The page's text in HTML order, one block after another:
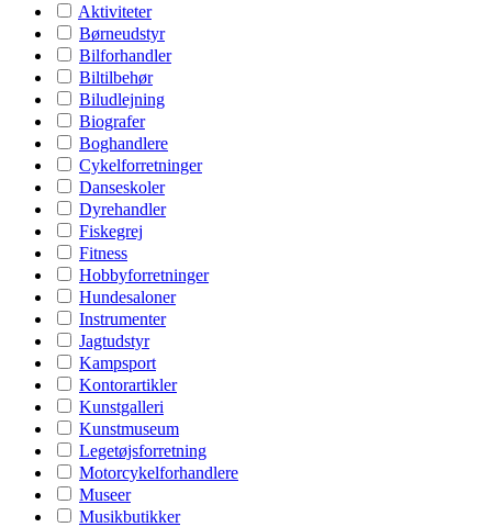
Aktiviteter
Børneudstyr
Bilforhandler
Biltilbehør
Biludlejning
Biografer
Boghandlere
Cykelforretninger
Danseskoler
Dyrehandler
Fiskegrej
Fitness
Hobbyforretninger
Hundesaloner
Instrumenter
Jagtudstyr
Kampsport
Kontorartikler
Kunstgalleri
Kunstmuseum
Legetøjsforretning
Motorcykelforhandlere
Museer
Musikbutikker